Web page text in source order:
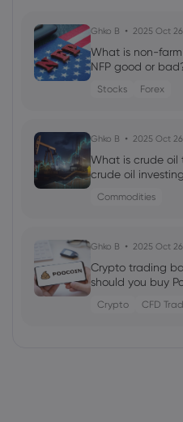
Ghko B 2025 Oct
What is non-farm
NFP good or
Stocks Forex
Ghko B 2025 Oct
What is crude
crude oil
Commodities
Ghko B 2025 Oct
Crypto trading
should you buy
Crypto CFD